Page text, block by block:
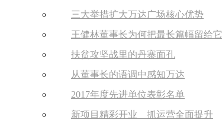
三大举措扩大万达广场核心优势
王健林董事长为何把最长篇幅留给它
扶贫攻坚战里的丹寨面孔
从董事长的语调中感知万达
2017年度先进单位表彰名单
新项目精彩开业 抓运营全面提升